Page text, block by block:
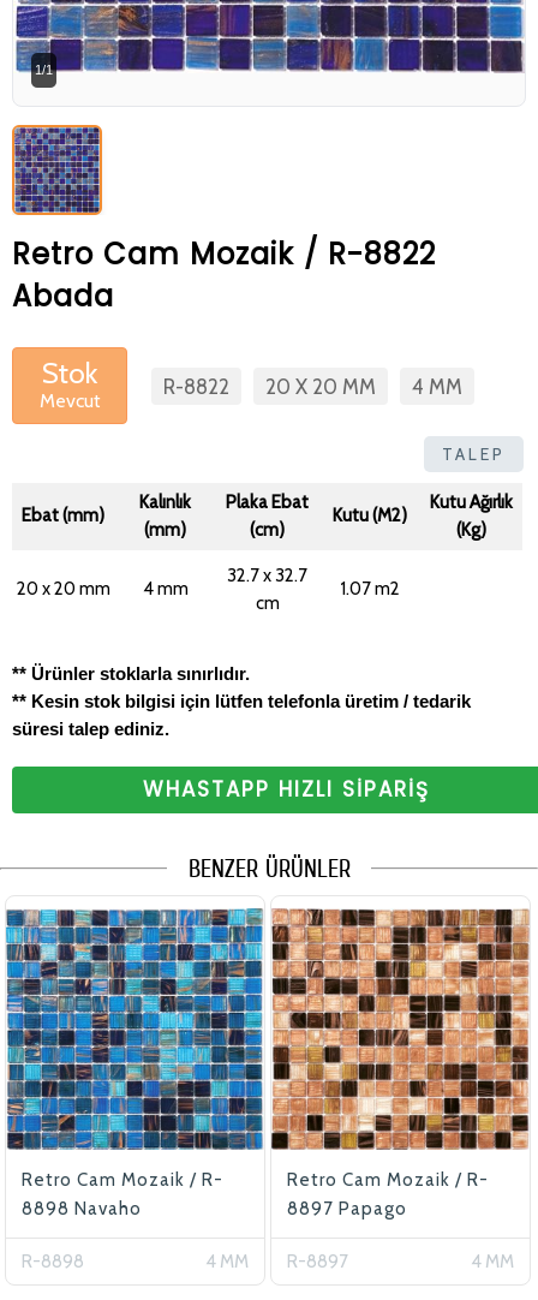
1/1
Retro Cam Mozaik / R-8822
Abada
Stok
Mevcut
R-8822 20 X 20 MM 4 MM
TALEP
Ebat (mm)
Kalınlık
(mm)
Plaka Ebat
(cm)
Kutu (M2)
Kutu Ağırlık
(Kg)
20 x 20 mm 4 mm
32.7 x 32.7
cm
1.07 m2
** Ürünler stoklarla sınırlıdır.
** Kesin stok bilgisi için lütfen telefonla üretim / tedarik
süresi talep ediniz.
WHASTAPP HIZLI SİPARİŞ
BENZER ÜRÜNLER
Retro Cam Mozaik / R-
8898 Navaho
R-8898 4 MM
Retro Cam Mozaik / R-
8897 Papago
R-8897 4 MM
Özgeçmişlerinizi yandaki formdan
bizlere ulaştırabilirsiniz. Bizi tercih